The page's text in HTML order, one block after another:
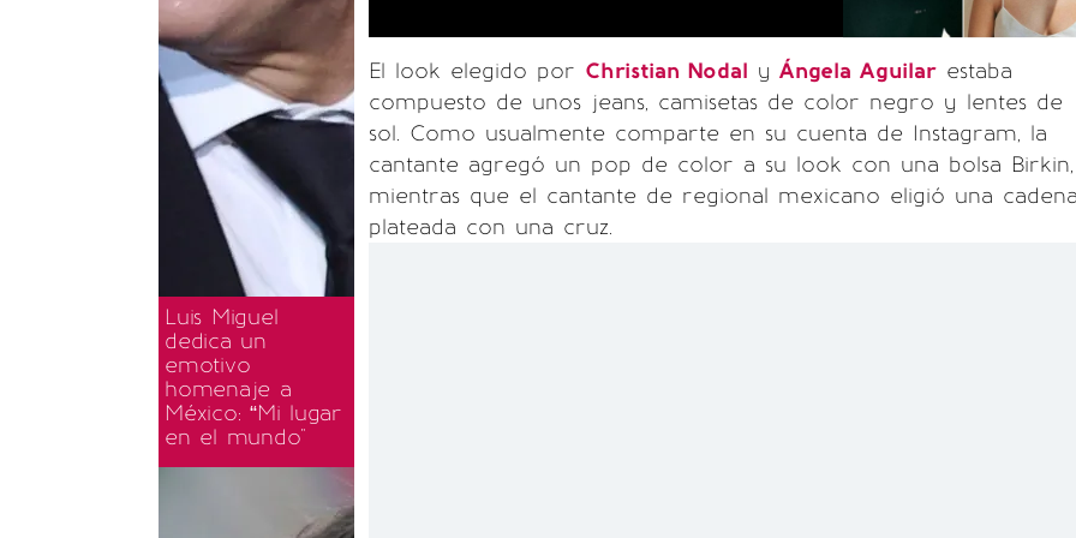
Luis Miguel
dedica un
emotivo
homenaje a
México: “Mi lugar
en el mundo"
El look elegido por Christian Nodal y Ángela Aguilar estaba
compuesto de unos jeans, camisetas de color negro y lentes de
sol. Como usualmente comparte en su cuenta de Instagram, la
cantante agregó un pop de color a su look con una bolsa Birkin,
mientras que el cantante de regional mexicano eligió una cadena
plateada con una cruz.